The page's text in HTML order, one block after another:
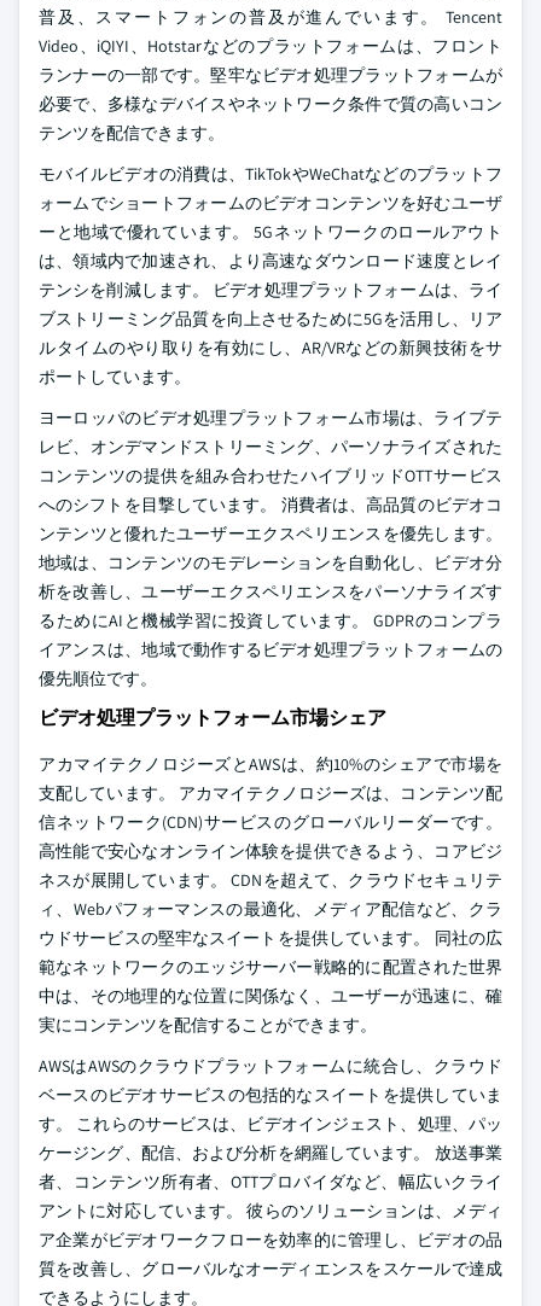
普及、スマートフォンの普及が進んでいます。 Tencent
Video、iQIYI、Hotstarなどのプラットフォームは、フロント
ランナーの一部です。堅牢なビデオ処理プラットフォームが
必要で、多様なデバイスやネットワーク条件で質の高いコン
テンツを配信できます。
モバイルビデオの消費は、TikTokやWeChatなどのプラットフ
ォームでショートフォームのビデオコンテンツを好むユーザ
ーと地域で優れています。 5Gネットワークのロールアウト
は、領域内で加速され、より高速なダウンロード速度とレイ
テンシを削減します。 ビデオ処理プラットフォームは、ライ
ブストリーミング品質を向上させるために5Gを活用し、リア
ルタイムのやり取りを有効にし、AR/VRなどの新興技術をサ
ポートしています。
ヨーロッパのビデオ処理プラットフォーム市場は、ライブテ
レビ、オンデマンドストリーミング、パーソナライズされた
コンテンツの提供を組み合わせたハイブリッドOTTサービス
へのシフトを目撃しています。 消費者は、高品質のビデオコ
ンテンツと優れたユーザーエクスペリエンスを優先します。
地域は、コンテンツのモデレーションを自動化し、ビデオ分
析を改善し、ユーザーエクスペリエンスをパーソナライズす
るためにAIと機械学習に投資しています。 GDPRのコンプラ
イアンスは、地域で動作するビデオ処理プラットフォームの
優先順位です。
ビデオ処理プラットフォーム市場シェア
アカマイテクノロジーズとAWSは、約10%のシェアで市場を
支配しています。 アカマイテクノロジーズは、コンテンツ配
信ネットワーク(CDN)サービスのグローバルリーダーです。
高性能で安心なオンライン体験を提供できるよう、コアビジ
ネスが展開しています。 CDNを超えて、クラウドセキュリテ
ィ、Webパフォーマンスの最適化、メディア配信など、クラ
ウドサービスの堅牢なスイートを提供しています。 同社の広
範なネットワークのエッジサーバー戦略的に配置された世界
中は、その地理的な位置に関係なく、ユーザーが迅速に、確
実にコンテンツを配信することができます。
AWSはAWSのクラウドプラットフォームに統合し、クラウド
ベースのビデオサービスの包括的なスイートを提供していま
す。 これらのサービスは、ビデオインジェスト、処理、パッ
ケージング、配信、および分析を網羅しています。 放送事業
者、コンテンツ所有者、OTTプロバイダなど、幅広いクライ
アントに対応しています。 彼らのソリューションは、メディ
ア企業がビデオワークフローを効率的に管理し、ビデオの品
質を改善し、グローバルなオーディエンスをスケールで達成
できるようにします。